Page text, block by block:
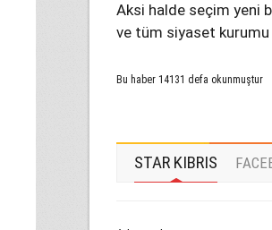
Aksi halde seçim yeni
ve tüm siyaset
Bu haber 14131 defa okunmuştur
STAR KIBRIS